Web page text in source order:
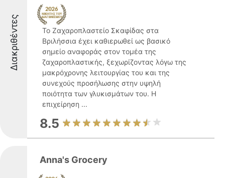
Διακριθέντες
Το Ζαχαροπλαστείο Σκαφίδας στα
Βριλήσσια έχει καθιερωθεί ως βασικό
σημείο αναφοράς στον τομέα της
ζαχαροπλαστικής, ξεχωρίζοντας λόγω της
μακρόχρονης λειτουργίας του και της
συνεχούς προσήλωσης στην υψηλή
ποιότητα των γλυκισμάτων του. Η
επιχείρηση ...
8.5
Anna's Grocery